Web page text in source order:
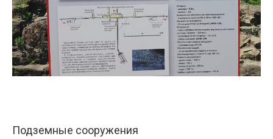
Подземные сооружения